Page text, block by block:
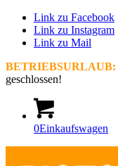
Link zu Facebook
Link zu Instagram
Link zu Mail
BETRIEBSURLAUB:
geschlossen!
0Einkaufswagen